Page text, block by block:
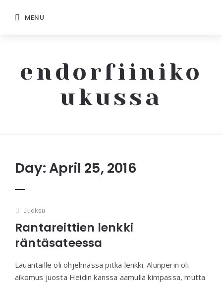
MENU
endorfiiniko
ukussa
Day: April 25, 2016
Juoksu
Rantareittien lenkki
räntäsateessa
Lauantaille oli ohjelmassa pitkä lenkki. Alunperin oli
aikomus juosta Heidin kanssa aamulla kimpassa, mutta